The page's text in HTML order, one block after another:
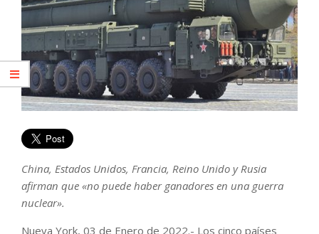
China, Estados Unidos, Francia, Reino Unido y Rusia
afirman que «no puede haber ganadores en una guerra
nuclear».
Nueva York, 03 de Enero de 2022.- Los cinco países